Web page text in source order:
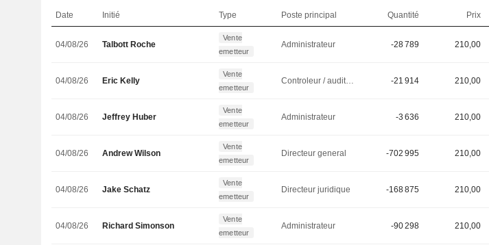
Date Initié Type Poste principal Quantité Prix
04/08/26 Talbott Roche
Vente
emetteur
Administrateur -28 789 210,00
04/08/26 Eric Kelly
Vente
emetteur
Controleur / auditeur -21 914 210,00
04/08/26 Jeffrey Huber
Vente
emetteur
Administrateur -3 636 210,00
04/08/26 Andrew Wilson
Vente
emetteur
Directeur general -702 995 210,00
04/08/26 Jake Schatz
Vente
emetteur
Directeur juridique -168 875 210,00
04/08/26 Richard Simonson
Vente
emetteur
Administrateur -90 298 210,00